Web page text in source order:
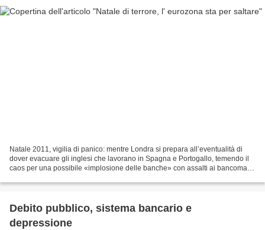
Natale 2011, vigilia di panico: mentre Londra si prepara all’eventualità di
dover evacuare gli inglesi che lavorano in Spagna e Portogallo, temendo il
caos per una possibile «implosione delle banche» con assalti ai bancomat,
Debito pubblico, sistema bancario e
depressione